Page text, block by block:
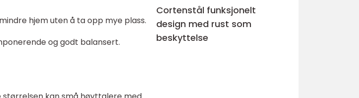
hjem uten å ta opp mye plass.
og godt balansert.
Cortenstål funksjonelt
design med rust som
beskyttelse